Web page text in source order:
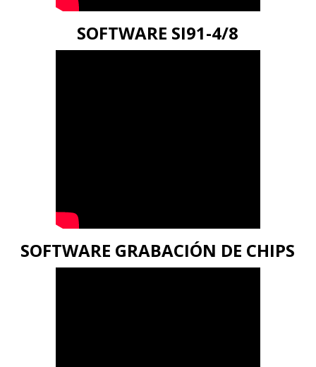
SOFTWARE SI91-4/8
SOFTWARE GRABACIÓN DE CHIPS